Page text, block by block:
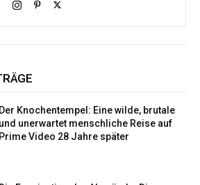
Der Knochentempel: Eine wilde, brutale
und unerwartet menschliche Reise auf
Prime Video 28 Jahre später